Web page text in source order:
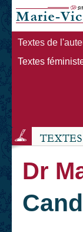
Textes de
Textes
Dr